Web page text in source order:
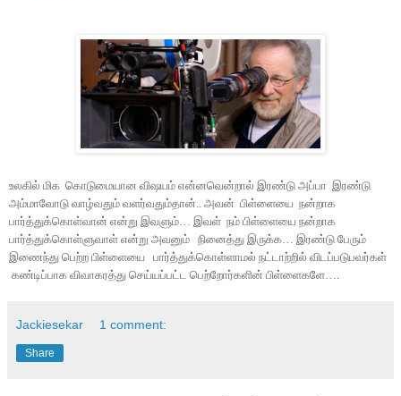
உலகில் மிக கொடுமையான விஷயம் என்னவென்றால் இரண்டு அப்பா இரண்டு
அம்மாவோடு வாழ்வதும் வளர்வதும்தான்.. அவன் பிள்ளையை நன்றாக
பார்த்துக்கொள்வான் என்று இவளும்… இவள் நம் பிள்ளையை நன்றாக
பார்த்துக்கொள்ளுவாள் என்று அவனும் நினைத்து இருக்க… இரண்டு பேரும்
இணைந்து பெற்ற பிள்ளையை பார்த்துக்கொள்ளாமல் நட்டாற்றில் விடப்படுபவர்கள்
கண்டிப்பாக விவாகரத்து செய்யப்பட்ட பெற்றோர்களின் பிள்ளைகளே….
Jackiesekar 1 comment:
Share